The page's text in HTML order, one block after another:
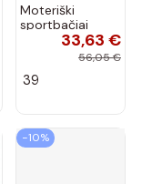
Moteriški
sportbačiai
juodos spalvos
33,63 €
56,05 €
39
−10%